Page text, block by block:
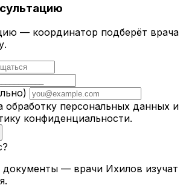
— координатор подберёт врача
обработку персональных данных и
конфиденциальности.
— врачи Ихилов изучат